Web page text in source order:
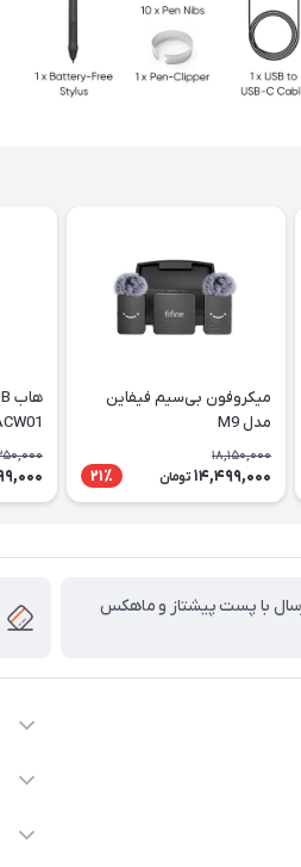
میکروفون بی‌سیم فیفاین
مدل M9
18,150,000
14,499,000 تومان 21٪
با پست پیشتاز و ماهکس